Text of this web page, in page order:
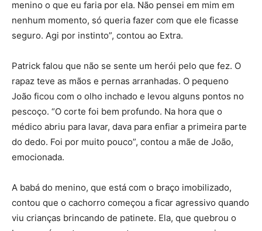
menino o que eu faria por ela. Não pensei em mim em
nenhum momento, só queria fazer com que ele ficasse
seguro. Agi por instinto”, contou ao Extra.
Patrick falou que não se sente um herói pelo que fez. O
rapaz teve as mãos e pernas arranhadas. O pequeno
João ficou com o olho inchado e levou alguns pontos no
pescoço. “O corte foi bem profundo. Na hora que o
médico abriu para lavar, dava para enfiar a primeira parte
do dedo. Foi por muito pouco”, contou a mãe de João,
emocionada.
A babá do menino, que está com o braço imobilizado,
contou que o cachorro começou a ficar agressivo quando
viu crianças brincando de patinete. Ela, que quebrou o